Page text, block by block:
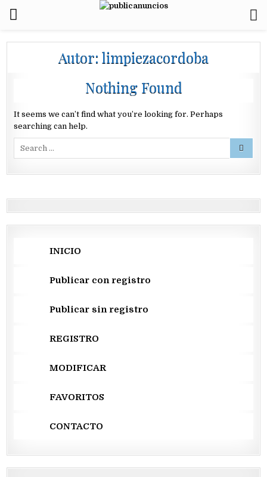
Autor: limpiezacordoba
Nothing Found
It seems we can’t find what you’re looking for. Perhaps
searching can help.
INICIO
Publicar con registro
Publicar sin registro
REGISTRO
MODIFICAR
FAVORITOS
CONTACTO